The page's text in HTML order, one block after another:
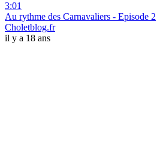
3:01
Au rythme des Carnavaliers - Episode 2
Choletblog.fr
il y a 18 ans